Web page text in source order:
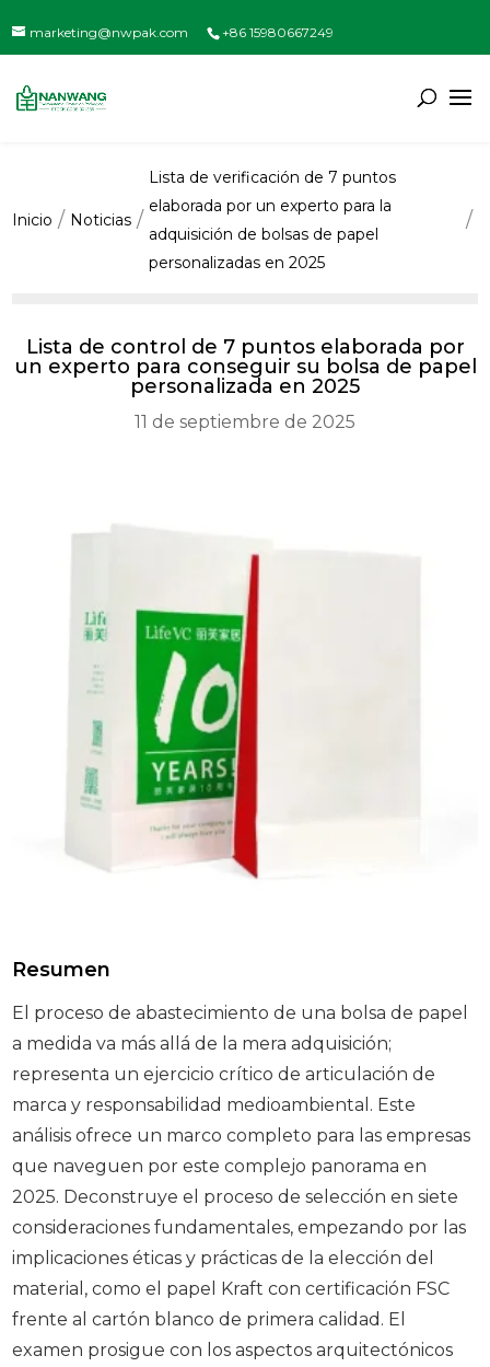
marketing@nwpak.com +86 15980667249
Inicio Noticias
Lista de verificación de 7 puntos
elaborada por un experto para la
adquisición de bolsas de papel
personalizadas en 2025
Lista de control de 7 puntos elaborada por
un experto para conseguir su bolsa de papel
personalizada en 2025
11 de septiembre de 2025
Resumen
El proceso de abastecimiento de una bolsa de papel
a medida va más allá de la mera adquisición;
representa un ejercicio crítico de articulación de
marca y responsabilidad medioambiental. Este
análisis ofrece un marco completo para las empresas
que naveguen por este complejo panorama en
2025. Deconstruye el proceso de selección en siete
consideraciones fundamentales, empezando por las
implicaciones éticas y prácticas de la elección del
material, como el papel Kraft con certificación FSC
frente al cartón blanco de primera calidad. El
examen prosigue con los aspectos arquitectónicos